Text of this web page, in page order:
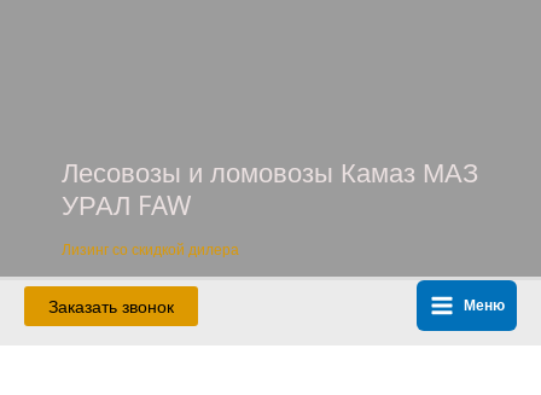
Лесовозы и ломовозы Камаз МАЗ
УРАЛ FAW
Лизинг со скидкой дилера
Заказать звонок
Main
Меню